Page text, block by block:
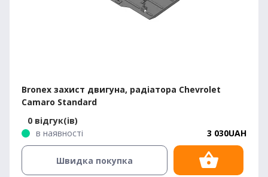
Bronex захист двигуна, радіатора Chevrolet
Camaro Standard
0 відгук(ів)
в наявності
3 030UAH
Швидка покупка